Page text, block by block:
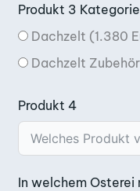
Produkt 3 Kategorie
Dachzelt (1.380
Dachzelt
Produkt 4
In welchem